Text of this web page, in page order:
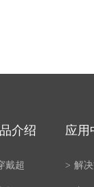
介绍
戴超
应用
> 解